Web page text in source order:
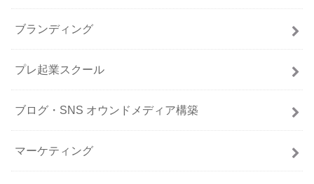
ブランディング
プレ起業スクール
ブログ・SNS オウンドメディア構築
マーケティング